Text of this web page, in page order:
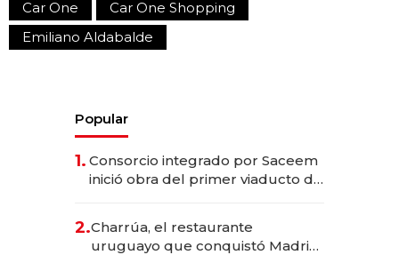
Car One
Car One Shopping
Emiliano Aldabalde
Popular
1. Consorcio integrado por Saceem
inició obra del primer viaducto de
millones
2.Charrúa, el restaurante
uruguayo que conquistó Madrid: